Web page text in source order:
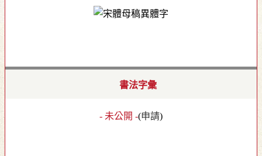
書法字彙
- 未公開 -(申請)